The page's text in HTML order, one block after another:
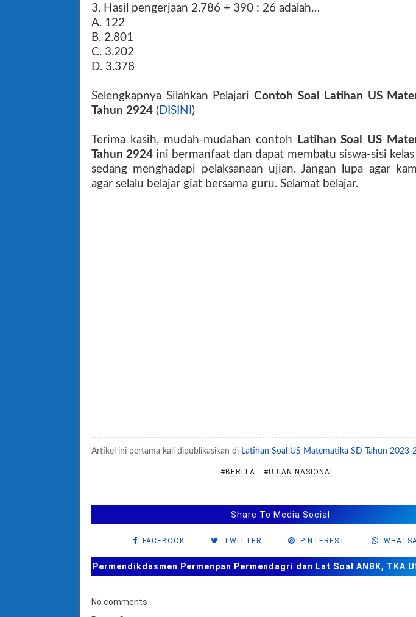
3. Hasil pengerjaan 2.786 + 390 : 26 adalah…
A. 122
B. 2.801
C. 3.202
D. 3.378
Selengkapnya Silahkan Pelajari Contoh Soal Latihan US
Tahun 2924 ( DISINI )
Terima kasih, mudah-mudahan contoh Latihan Soal US
Tahun 2924 ini bermanfaat dan dapat membatu siswa-sisi
sedang menghadapi pelaksanaan ujian. Jangan lupa agar
agar selalu belajar giat bersama guru. Selamat belajar.
Artikel ini pertama kali dipublikasikan di Latihan Soal US Matematika SD Tahun 2023-
#BERITA #UJIAN NASIONAL
Share To Media Social
FACEBOOK TWITTER PINTEREST
Permendikdasmen Permenpan Permendagri dan Lat Soal ANBK, TKA
No comments